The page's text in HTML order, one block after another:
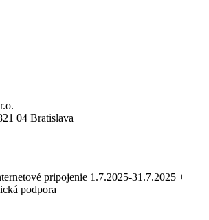
04 Bratislava
pripojenie 1.7.2025-31.7.2025 +
podpora